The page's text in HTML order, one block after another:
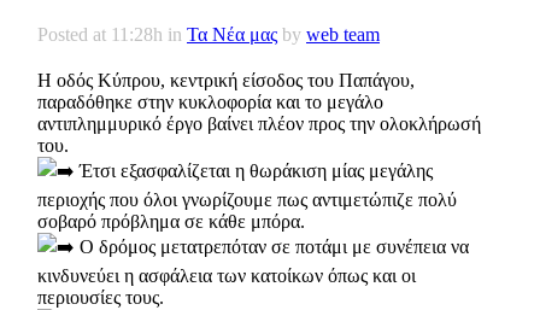
Posted at 11:28h in Τα Νέα μας by web team
Η οδός Κύπρου, κεντρική είσοδος του Παπάγου,
παραδόθηκε στην κυκλοφορία και το μεγάλο
αντιπλημμυρικό έργο βαίνει πλέον προς την ολοκλήρωσή
του.
Έτσι εξασφαλίζεται η θωράκιση μίας μεγάλης
περιοχής που όλοι γνωρίζουμε πως αντιμετώπιζε πολύ
σοβαρό πρόβλημα σε κάθε μπόρα.
Ο δρόμος μετατρεπόταν σε ποτάμι με συνέπεια να
κινδυνεύει η ασφάλεια των κατοίκων όπως και οι
περιουσίες τους.